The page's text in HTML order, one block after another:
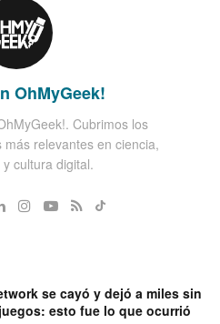
OhMyGeek!
Cubrimos los
relevantes en ciencia,
cultura digital.
se cayó y dejó a miles sin
esto fue lo que ocurrió